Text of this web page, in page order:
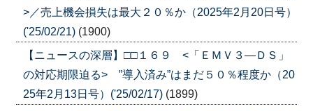
>／売上機会損失は最大２０％か（2025年2月20日号）
('25/02/21) (1900)
【ニュースの深層】□□１６９ <「ＥＭＶ３―ＤＳ」
の対応期限迫る> ”導入済み”はまだ５０％程度か（20
25年2月13日号）('25/02/17) (1899)